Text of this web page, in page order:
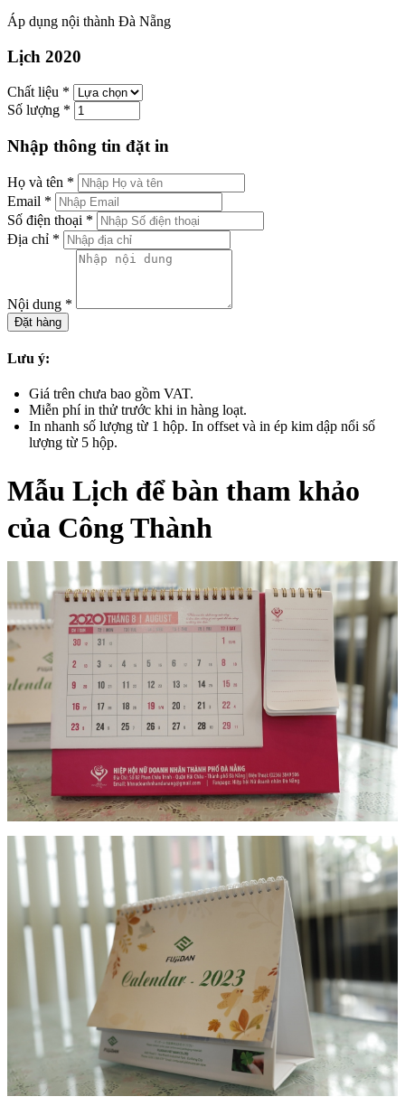
Áp dụng nội thành Đà Nẵng
Lịch 2020
Chất liệu *
Số lượng *
Nhập thông tin đặt in
Họ và tên *
Email *
Số điện thoại *
Địa chỉ *
Nội dung *
Đặt hàng
Lưu ý:
Giá trên chưa bao gồm VAT.
Miễn phí in thử trước khi in hàng loạt.
In nhanh số lượng từ 1 hộp. In offset và in ép kim dập nổi số
lượng từ 5 hộp.
Mẫu Lịch để bàn tham khảo
của Công Thành